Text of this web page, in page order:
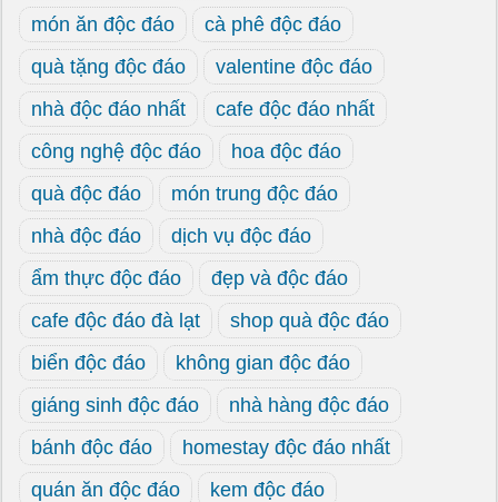
món ăn độc đáo
cà phê độc đáo
quà tặng độc đáo
valentine độc đáo
nhà độc đáo nhất
cafe độc đáo nhất
công nghệ độc đáo
hoa độc đáo
quà độc đáo
món trung độc đáo
nhà độc đáo
dịch vụ độc đáo
ẩm thực độc đáo
đẹp và độc đáo
cafe độc đáo đà lạt
shop quà độc đáo
biển độc đáo
không gian độc đáo
giáng sinh độc đáo
nhà hàng độc đáo
bánh độc đáo
homestay độc đáo nhất
quán ăn độc đáo
kem độc đáo